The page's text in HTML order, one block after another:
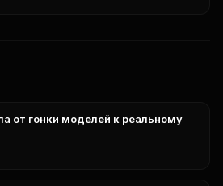
от гонки моделей к реальному